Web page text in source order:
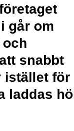
går om
snabbt
istället för
laddas